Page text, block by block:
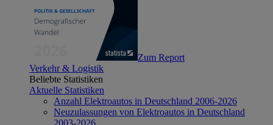
Zum Report
Verkehr & Logistik
Beliebte Statistiken
Aktuelle Statistiken
Anzahl Elektroautos in Deutschland 2006-2026
Neuzulassungen von Elektroautos in Deutschland
2003-2026